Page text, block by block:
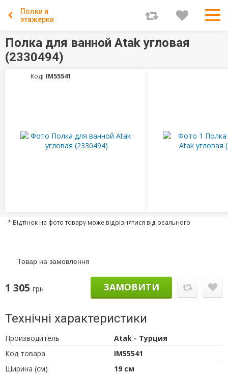
Полки и
этажерки
Полка для ванной Atak угловая
(2330494)
Код: IM55541
* Відтінок на фото товару може відрізнятися від реального
Товар на замовлення
1 305 грн ЗАМОВИТИ
Технічні характеристики
Производитель
Atak - Турция
Код товара
IM55541
Ширина (см)
19 см